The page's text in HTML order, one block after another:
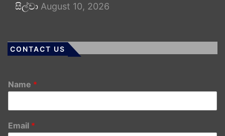
සිල්වා August 10, 2026
CONTACT US
Name *
Email *